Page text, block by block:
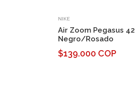
NIKE
Air Zoom Pegasus 42
Negro/Rosado
$139.000 COP